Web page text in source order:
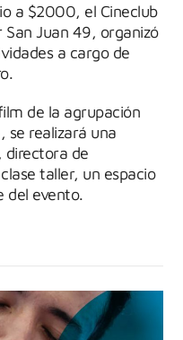
a $2000, el Cineclub
San Juan 49, organizó
a cargo de
de la agrupación
se realizará una
directora de
taller, un espacio
del evento.